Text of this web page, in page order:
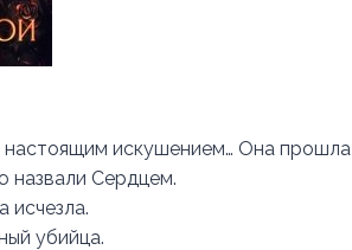
настоящим искушением… Она прошла
назвали Сердцем.
исчезла.
убийца.